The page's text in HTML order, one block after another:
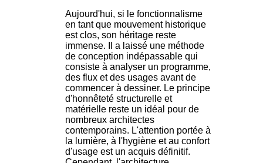
Aujourd'hui, si le fonctionnalisme
en tant que mouvement historique
est clos, son héritage reste
immense. Il a laissé une méthode
de conception indépassable qui
consiste à analyser un programme,
des flux et des usages avant de
commencer à dessiner. Le principe
d'honnêteté structurelle et
matérielle reste un idéal pour de
nombreux architectes
contemporains. L'attention portée à
la lumière, à l'hygiène et au confort
d'usage est un acquis définitif.